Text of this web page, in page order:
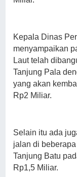
Kepala Dinas
menyampaikan
Laut telah
Tanjung Pala
yang akan
Rp2 Miliar.
Selain itu ada
jalan di
Tanjung Batu
Rp1,5 Miliar.